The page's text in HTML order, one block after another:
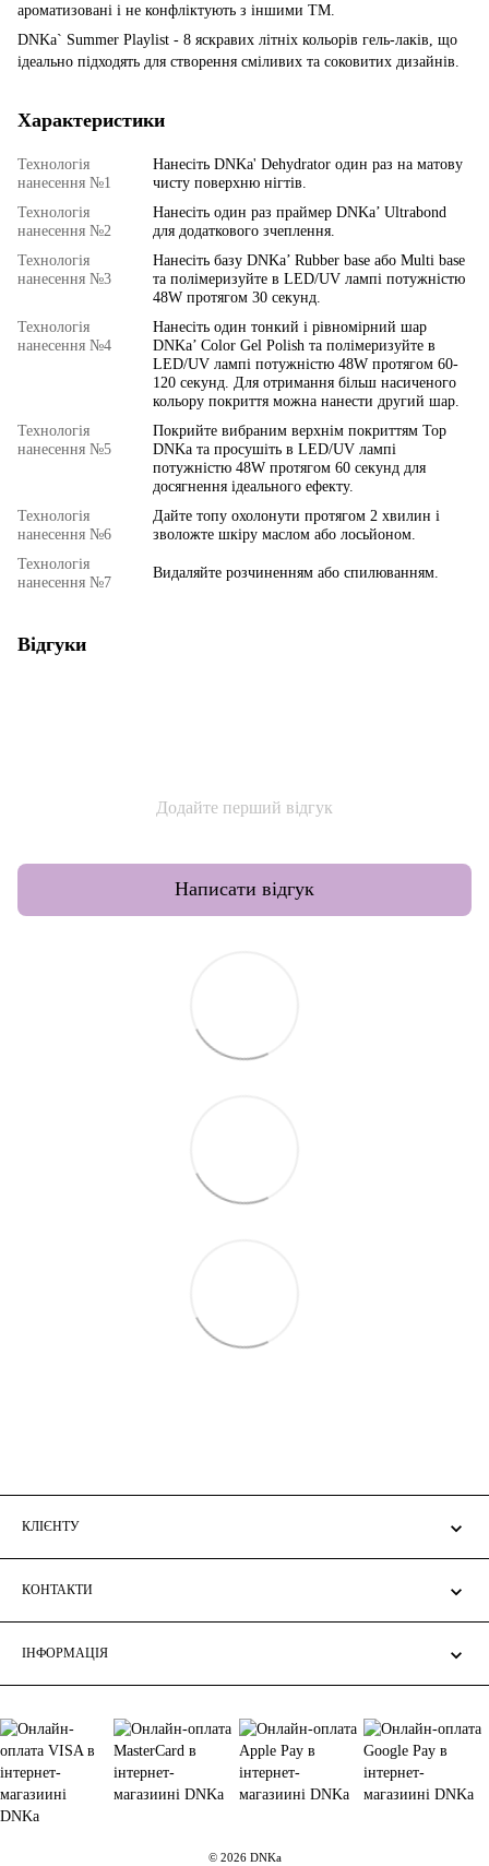
ароматизовані і не конфліктують з іншими ТМ.
DNKa` Summer Playlist - 8 яскравих літніх кольорів гель-лаків, що
ідеально підходять для створення сміливих та соковитих дизайнів.
Характеристики
Технологія
нанесення №1
Нанесіть DNKa' Dehydrator один раз на матову
чисту поверхню нігтів.
Технологія
нанесення №2
Нанесіть один раз праймер DNKa’ Ultrabond
для додаткового зчеплення.
Технологія
нанесення №3
Нанесіть базу DNKa’ Rubber base або Multi base
та полімеризуйте в LED/UV лампі потужністю
48W протягом 30 секунд.
Технологія
нанесення №4
Нанесіть один тонкий і рівномірний шар
DNKa’ Color Gel Polish та полімеризуйте в
LED/UV лампі потужністю 48W протягом 60-
120 секунд. Для отримання більш насиченого
кольору покриття можна нанести другий шар.
Технологія
нанесення №5
Покрийте вибраним верхнім покриттям Top
DNKa та просушіть в LED/UV лампі
потужністю 48W протягом 60 секунд для
досягнення ідеального ефекту.
Технологія
нанесення №6
Дайте топу охолонути протягом 2 хвилин і
зволожте шкіру маслом або лосьйоном.
Технологія
нанесення №7
Видаляйте розчиненням або спилюванням.
Відгуки
Додайте перший відгук
Написати відгук
КЛІЄНТУ
КОНТАКТИ
ІНФОРМАЦІЯ
© 2026 DNKa